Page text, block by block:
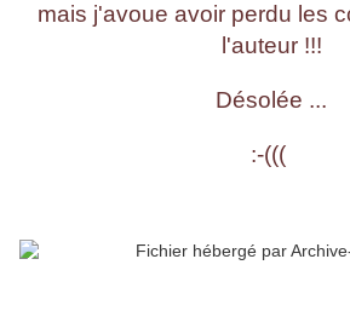
mais j'avoue avoir perdu les
l'auteur !!!
Désolée ...
:-(((